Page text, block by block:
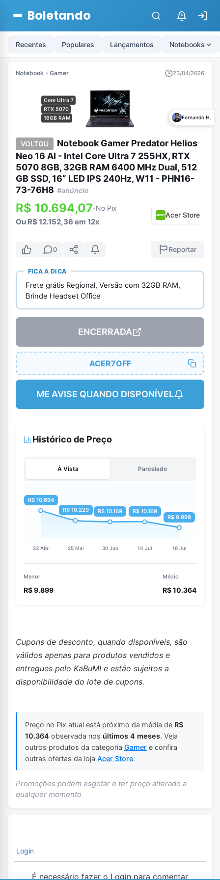
Boletando $
Recentes Populares Lançamentos Notebooks
Notebook » Gamer 23/04/2026
Core Ultra 7
RTX 5070
16GB RAM
Fernando H.
VOLTOU
Notebook Gamer Predator Helios
Neo 16 AI - Intel Core Ultra 7 255HX, RTX
5070 8GB, 32GB RAM 6400 MHz Dual, 512
GB SSD, 16” LED IPS 240Hz, W11 - PHN16-
73-76H8 #anúncio
R$ 10.694,07-No Pix
Ou R$ 12.152,36 em 12x
Acer Store
0 Reportar
FICA A DICA
Frete grátis Regional, Versão com 32GB RAM,
Brinde Headset Office
ENCERRADA
ACER7OFF
ME AVISE QUANDO DISPONÍVEL
Histórico de Preço
À Vista Parcelado
Menor
R$ 9.899
Médio
R$ 10.364
Cupons de desconto, quando disponíveis, são
válidos apenas para produtos vendidos e
entregues pelo KaBuM! e estão sujeitos a
disponibilidade do lote de cupons.
Preço no Pix atual está próximo da média de R$
10.364 observada nos últimos 4 meses. Veja
outros produtos da categoria Gamer e confira
outras ofertas da loja Acer Store.
Promoções podem esgotar e ter preço alterado a
qualquer momento
Login
É necessário fazer o Login para comentar